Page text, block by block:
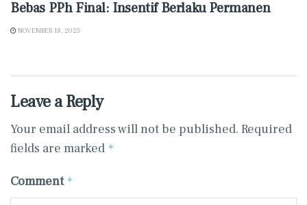
Bebas PPh Final: Insentif Berlaku Permanen
NOVEMBER 18, 2025
Leave a Reply
Your email address will not be published. Required
fields are marked *
Comment *